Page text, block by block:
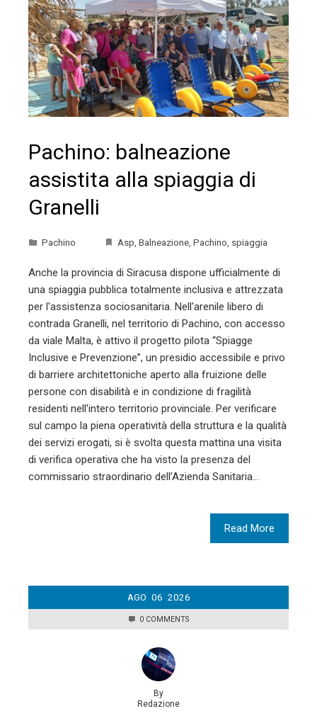
Pachino: balneazione
assistita alla spiaggia di
Granelli
Pachino Asp Balneazione Pachino spiaggia
Anche la provincia di Siracusa dispone ufficialmente di
una spiaggia pubblica totalmente inclusiva e attrezzata
per l'assistenza sociosanitaria. Nell'arenile libero di
contrada Granelli, nel territorio di Pachino, con accesso
da viale Malta, è attivo il progetto pilota “Spiagge
Inclusive e Prevenzione”, un presidio accessibile e privo
di barriere architettoniche aperto alla fruizione delle
persone con disabilità e in condizione di fragilità
residenti nell'intero territorio provinciale. Per verificare
sul campo la piena operatività della struttura e la qualità
dei servizi erogati, si è svolta questa mattina una visita
di verifica operativa che ha visto la presenza del
commissario straordinario dell’Azienda Sanitaria…
Read More
AGO 06 2026
0 COMMENTS
By
Redazione